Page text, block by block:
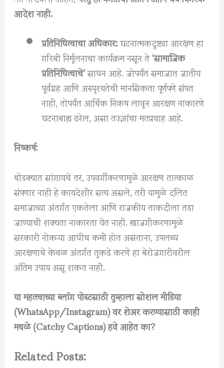
आदेश नाही.
प्रतिनिधित्वाचा अधिकार:घटनात्मकदृष्ट्या आरक्षण हा
गरिबी निर्मूलनाचा कार्यक्रम नसून ते‘सामाजिक
प्रतिनिधित्वाचे’साधन आहे. जोपर्यंत समाजात जातीय
पूर्वग्रह आणि अस्पृश्यतेची मानसिकता पूर्णपणे संपत
नाही, तोपर्यंत आर्थिक निकष लावून आरक्षण नाकारणे
घटनाबाह्य ठरेल, असा तज्ज्ञांचा मतप्रवाह आहे.
निष्कर्ष:
थोडक्यात सांगायचे तर, उपवर्गीकरणामुळे आरक्षण तात्काळ
संपणार नाही हे कायदेशीर सत्य असले, तरी यामुळे दलित
समाजाच्या अंतर्गत एकतेला आणि राजकीय ताकदीला तडा
जाण्याची शक्यता नाकारता येत नाही. खाजगीकरणामुळे
सरकारी नोकऱ्या आधीच कमी होत असताना, उपलब्ध
आरक्षणाचे केवळ अंतर्गत तुकडे करणे हा बेरोजगारीवरील
अंतिम उपाय असू शकत नाही.
या महत्त्वाच्या ब्लॉग पोस्टसाठी तुम्हाला सोशल मीडिया
(WhatsApp/Instagram) वर शेअर करण्यासाठी काही
मथळे (Catchy Captions) हवे आहेत का?
Related Posts: